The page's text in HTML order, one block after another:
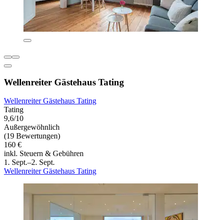
Wellenreiter Gästehaus Tating
Wellenreiter Gästehaus Tating
Tating
9,6/10
Außergewöhnlich
(19 Bewertungen)
160 €
inkl. Steuern & Gebühren
1. Sept.–2. Sept.
Wellenreiter Gästehaus Tating